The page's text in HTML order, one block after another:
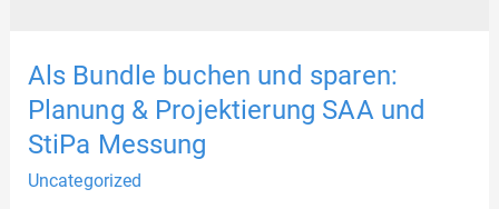
Als Bundle buchen und sparen:
Planung & Projektierung SAA und
StiPa Messung
Uncategorized